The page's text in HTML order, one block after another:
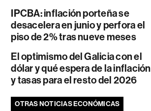
IPCBA: inflación porteña se
desacelera en junio y perfora el
piso de 2% tras nueve meses
El optimismo del Galicia con el
dólar y qué espera de la inflación
y tasas para el resto del 2026
OTRAS NOTICIAS ECONÓMICAS